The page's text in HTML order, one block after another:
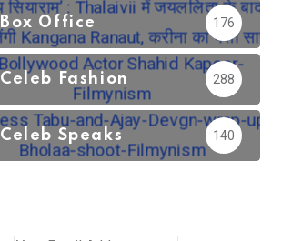
Box Office 176
Celeb Fashion 288
Celeb Speaks 140